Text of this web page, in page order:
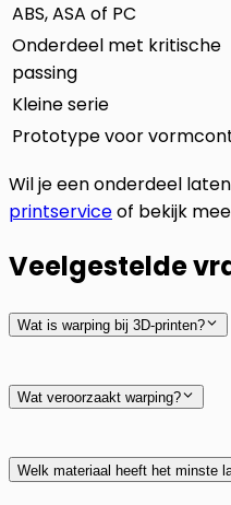
ABS, ASA of PC
Onderdeel met kritische
passing
Kleine serie
Prototype voor
Wil je een onderdeel
printserviceof bekijk
Veelgestelde
Wat is warping bij 3D-printen?
Wat veroorzaakt warping?
printbed
Welk materiaal heeft het minste